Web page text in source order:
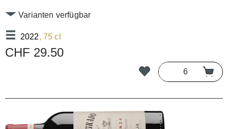
2022, 75 cl
Varianten verfügbar
CHF 29.50